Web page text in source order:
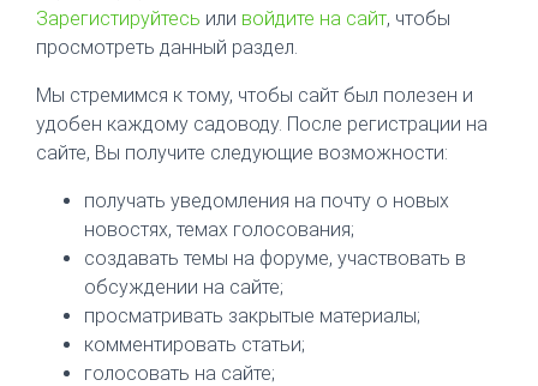
Зарегистируйтесь или войдите на сайт, чтобы
просмотреть данный раздел.
Мы стремимся к тому, чтобы сайт был полезен и
удобен каждому садоводу. После регистрации на
сайте, Вы получите следующие возможности:
получать уведомления на почту о новых
новостях, темах голосования;
создавать темы на форуме, участвовать в
обсуждении на сайте;
просматривать закрытые материалы;
комментировать статьи;
голосовать на сайте;